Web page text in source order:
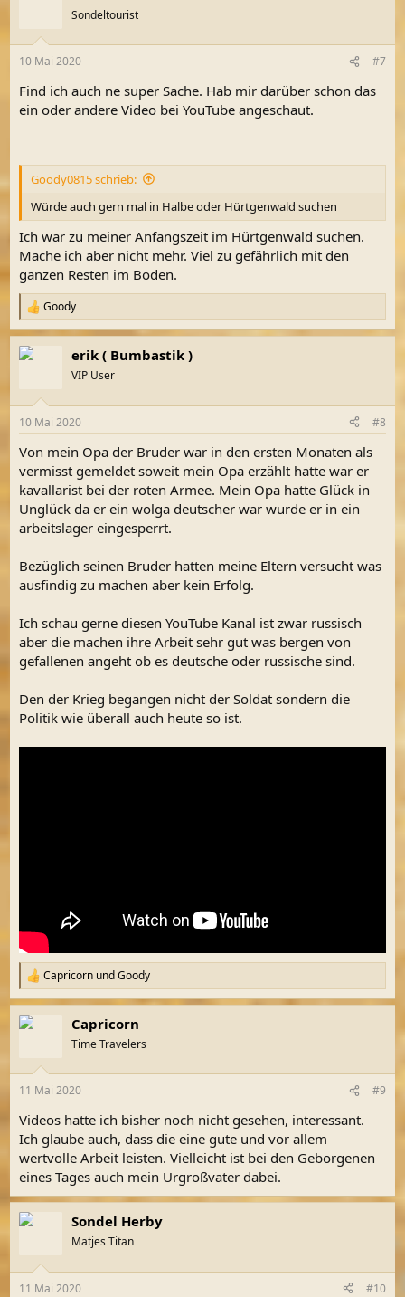
e
:
Sondeltourist
10 Mai 2020 #7
Find ich auch ne super Sache. Hab mir darüber schon das
ein oder andere Video bei YouTube angeschaut.
Goody0815 schrieb:
Würde auch gern mal in Halbe oder Hürtgenwald suchen
Ich war zu meiner Anfangszeit im Hürtgenwald suchen.
Mache ich aber nicht mehr. Viel zu gefährlich mit den
ganzen Resten im Boden.
R
e
a
k
e
:
Goody
erik ( Bumbastik )
VIP User
10 Mai 2020 #8
Von mein Opa der Bruder war in den ersten Monaten als
vermisst gemeldet soweit mein Opa erzählt hatte war er
kavallarist bei der roten Armee. Mein Opa hatte Glück in
Unglück da er ein wolga deutscher war wurde er in ein
arbeitslager eingesperrt.
Bezüglich seinen Bruder hatten meine Eltern versucht was
ausfindig zu machen aber kein Erfolg.
Ich schau gerne diesen YouTube Kanal ist zwar russisch
aber die machen ihre Arbeit sehr gut was bergen von
gefallenen angeht ob es deutsche oder russische sind.
Den der Krieg begangen nicht der Soldat sondern die
Politik wie überall auch heute so ist.
R
e
a
k
e
:
Capricorn undGoody
Capricorn
Time Travelers
11 Mai 2020 #9
Videos hatte ich bisher noch nicht gesehen, interessant.
Ich glaube auch, dass die eine gute und vor allem
wertvolle Arbeit leisten. Vielleicht ist bei den Geborgenen
eines Tages auch mein Urgroßvater dabei.
Sondel Herby
Matjes Titan
11 Mai 2020 #10